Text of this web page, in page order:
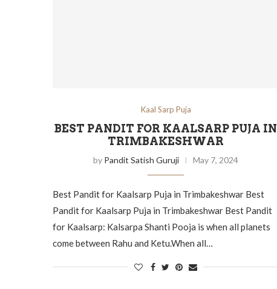
Kaal Sarp Puja
BEST PANDIT FOR KAALSARP PUJA IN
TRIMBAKESHWAR
by Pandit Satish Guruji May 7, 2024
Best Pandit for Kaalsarp Puja in Trimbakeshwar Best
Pandit for Kaalsarp Puja in Trimbakeshwar Best Pandit
for Kaalsarp: Kalsarpa Shanti Pooja is when all planets
come between Rahu and Ketu.When all…